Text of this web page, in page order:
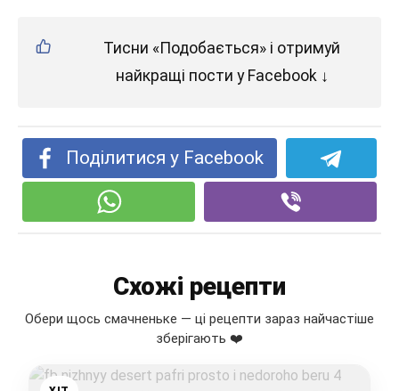
Тисни «Подобається» і отримуй
найкращі пости у Facebook ↓
Поділитися у Facebook
Схожі рецепти
Обери щось смачненьке — ці рецепти зараз найчастіше
зберігають ❤️